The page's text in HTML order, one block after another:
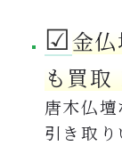
☑︎金
も買取
唐木仏
引き取り